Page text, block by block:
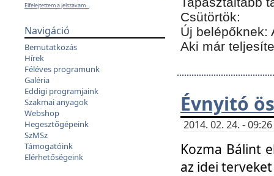
Elfelejtettem a jelszavam...
Navigáció
Bemutatkozás
Hírek
Féléves programunk
Galéria
Eddigi programjaink
Szakmai anyagok
Webshop
Hegesztőgépeink
SzMSz
Támogatóink
Elérhetőségeink
Csütörtök:
Új belépőknek:
Aki már
Évnyitó
2014. 02. 24. -
Kozma Bálint
az idei